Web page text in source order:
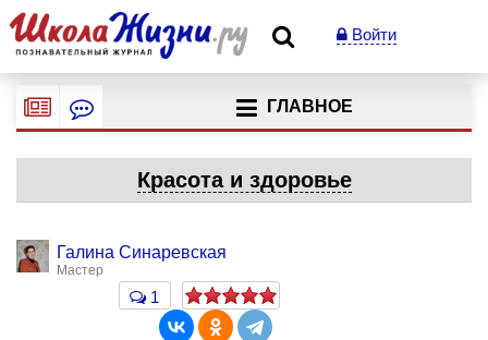
Войти
ГЛАВНОЕ
Красота и здоровье
Галина Синаревская
Мастер
1